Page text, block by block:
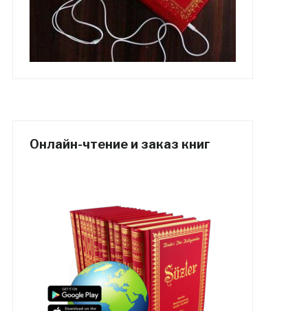
Онлайн-чтение и заказ книг